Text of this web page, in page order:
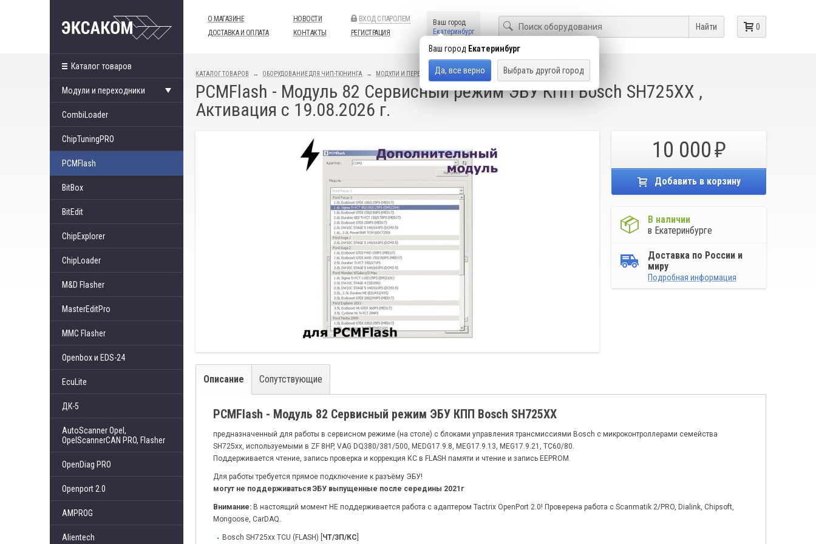
О МАГАЗИНЕ
ДОСТАВКА И ОПЛАТА
НОВОСТИ
КОНТАКТЫ
ВХОД С ПАРОЛЕМ
РЕГИСТРАЦИЯ
Ваш город
Екатеринбург
Ваш город Екатеринбург
Да, все верно Выбрать другой город
Найти 0
Каталог товаров
Модули и переходники
CombiLoader
ChipTuningPRO
PCMFlash
BitBox
BitEdit
ChipExplorer
ChipLoader
M&D Flasher
MasterEditPro
MMC Flasher
Openbox и EDS-24
EcuLite
ДК-5
AutoScanner Opel,
OpelScannerCAN PRO, Flasher
OpenDiag PRO
Openport 2.0
AMPROG
Alientech
КАТАЛОГ ТОВАРОВ ОБОРУДОВАНИЕ ДЛЯ ЧИП-ТЮНИНГА МОДУЛИ И ПЕРЕХОДНИКИ PCMFLASH
PCMFlash - Модуль 82 Сервисный режим ЭБУ КПП Bosch SH725XX ,
Активация с 19.08.2026 г.
10 000
Добавить в корзину
В наличии
в Екатеринбурге
Доставка по России и
миру
Подробная информация
Описание Сопутствующие
PCMFlash - Модуль 82 Сервисный режим ЭБУ КПП Bosch SH725XX
предназначенный для работы в сервисном режиме (на столе) с блоками управления трансмиссиями Bosch с микроконтроллерами семейства
SH725xx, используемыми в ZF 8HP, VAG DQ380/381/500, MEDG17.9.8, MEG17.9.13, MEG17.9.21, TC60/80.
Поддерживается чтение, запись проверка и коррекция КС в FLASH памяти и чтение и запись EEPROM.
Для работы требуется прямое подключение к разъёму ЭБУ!
могут не поддерживаться ЭБУ выпущенные после середины 2021г
Внимание: В настоящий момент НЕ поддерживается работа с адаптером Tactrix OpenPort 2.0! Проверена работа с Scanmatik 2/PRO, Dialink, Chipsoft,
Mongoose, CarDAQ.
Bosch SH725xx TCU (FLASH) [ ЧТ/ЗП/КС